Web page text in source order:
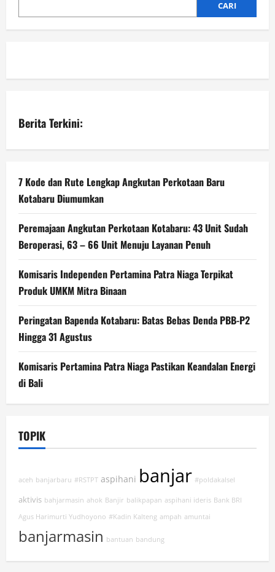
CARI
Berita Terkini:
7 Kode dan Rute Lengkap Angkutan Perkotaan Baru
Kotabaru Diumumkan
Peremajaan Angkutan Perkotaan Kotabaru: 43 Unit Sudah
Beroperasi, 63 – 66 Unit Menuju Layanan Penuh
Komisaris Independen Pertamina Patra Niaga Terpikat
Produk UMKM Mitra Binaan
Peringatan Bapenda Kotabaru: Batas Bebas Denda PBB-P2
Hingga 31 Agustus
Komisaris Pertamina Patra Niaga Pastikan Keandalan Energi
di Bali
TOPIK
aceh banjarbaru #RSTPT aspihani banjar #poldakalsel
aktivis bahjarmasin ahok Banjir balikpapan aspihani ideris Bank BRI
Agus Harimurti Yudhoyono #Kadin Kalteng ampah amuntai
banjarmasin bantuan bandung